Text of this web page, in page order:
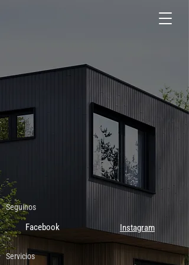
Seguinos
Facebook Instagram
Servicios